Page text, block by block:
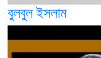
বুলবুল ইসলাম